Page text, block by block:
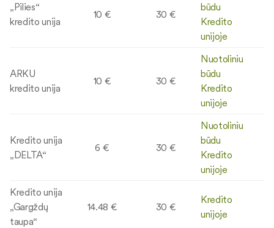
„Pilies“
kredito unija
10 € 30 €
būdu
Kredito
unijoje
ARKU
kredito unija
10 € 30 €
Nuotoliniu
būdu
Kredito
unijoje
Kredito unija
„DELTA“
6 € 30 €
Nuotoliniu
būdu
Kredito
unijoje
Kredito unija
„Gargždų
taupa“
14.48 € 30 €
Kredito
unijoje